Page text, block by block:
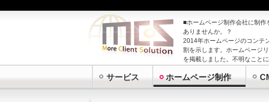
■ホームページ制作会社に制作
ありませんか。？
2014年ホームページのコンテ
割を示します。ホームページ
を掲載しました。不明なこと
サービス ホームページ制作